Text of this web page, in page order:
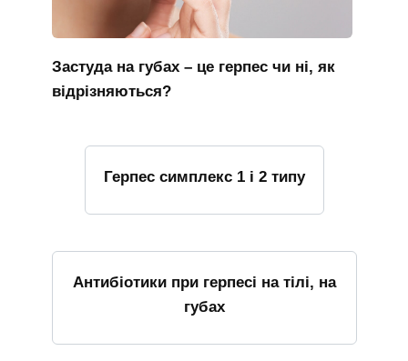
Застуда на губах – це герпес чи ні, як
відрізняються?
Герпес симплекс 1 і 2 типу
Антибіотики при герпесі на тілі, на
губах